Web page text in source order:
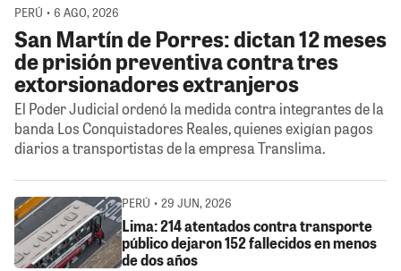
PERÚ • 6 AGO, 2026
San Martín de Porres: dictan 12 meses
de prisión preventiva contra tres
extorsionadores extranjeros
El Poder Judicial ordenó la medida contra integrantes de la
banda Los Conquistadores Reales, quienes exigían pagos
diarios a transportistas de la empresa Translima.
PERÚ • 29 JUN, 2026
Lima: 214 atentados contra transporte
público dejaron 152 fallecidos en menos
de dos años